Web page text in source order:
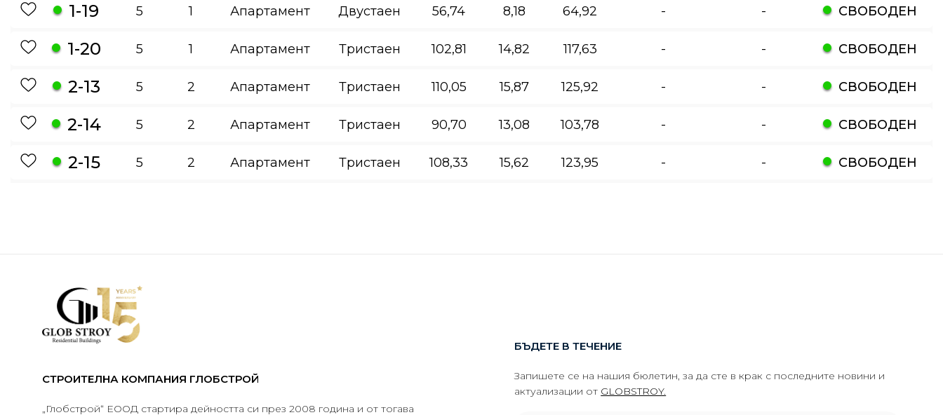
1-19 5 1 Апартамент Двустаен 56,74 8,18 64,92 - - СВОБОДЕН
1-20 5 1 Апартамент Тристаен 102,81 14,82 117,63 - - СВОБОДЕН
2-13 5 2 Апартамент Тристаен 110,05 15,87 125,92 - - СВОБОДЕН
2-14 5 2 Апартамент Тристаен 90,70 13,08 103,78 - - СВОБОДЕН
2-15 5 2 Апартамент Тристаен 108,33 15,62 123,95 - - СВОБОДЕН
СТРОИТЕЛНА КОМПАНИЯ ГЛОБСТРОЙ
„Глобстрой“ ЕООД стартира дейността си през 2008 година и от тогава
БЪДЕТЕ В ТЕЧЕНИЕ
Запишете се на нашия бюлетин, за да сте в крак с последните новини и
актуализации от GLOBSTROY.